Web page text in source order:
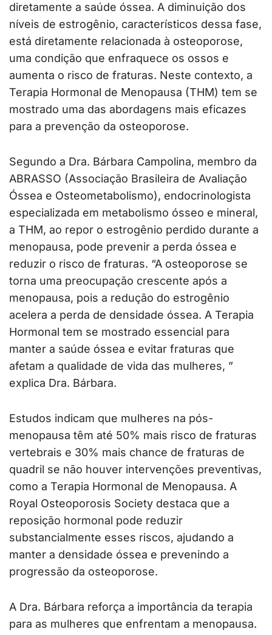
diretamente a saúde óssea. A diminuição dos
níveis de estrogênio, característicos dessa fase,
está diretamente relacionada à osteoporose,
uma condição que enfraquece os ossos e
aumenta o risco de fraturas. Neste contexto, a
Terapia Hormonal de Menopausa (THM) tem se
mostrado uma das abordagens mais eficazes
para a prevenção da osteoporose.
Segundo a Dra. Bárbara Campolina, membro da
ABRASSO (Associação Brasileira de Avaliação
Óssea e Osteometabolismo), endocrinologista
especializada em metabolismo ósseo e mineral,
a THM, ao repor o estrogênio perdido durante a
menopausa, pode prevenir a perda óssea e
reduzir o risco de fraturas. “A osteoporose se
torna uma preocupação crescente após a
menopausa, pois a redução do estrogênio
acelera a perda de densidade óssea. A Terapia
Hormonal tem se mostrado essencial para
manter a saúde óssea e evitar fraturas que
afetam a qualidade de vida das mulheres, ”
explica Dra. Bárbara.
Estudos indicam que mulheres na pós-
menopausa têm até 50% mais risco de fraturas
vertebrais e 30% mais chance de fraturas de
quadril se não houver intervenções preventivas,
como a Terapia Hormonal de Menopausa. A
Royal Osteoporosis Society destaca que a
reposição hormonal pode reduzir
substancialmente esses riscos, ajudando a
manter a densidade óssea e prevenindo a
progressão da osteoporose.
A Dra. Bárbara reforça a importância da terapia
para as mulheres que enfrentam a menopausa.